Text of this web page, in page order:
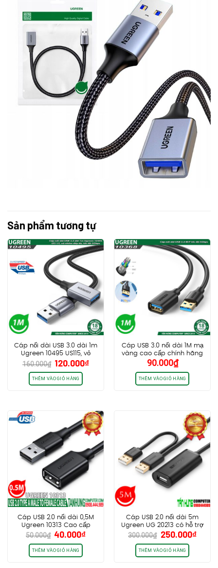
Sản phẩm tương tự
Cáp nối dài USB 3.0 dài 1m
Ugreen 10495 US115, vỏ
nhôm dây dù, tốc độ
5Gbps
160.000₫ Giá
gốc
là:
160.000₫.
120.000₫Giá
THÊM VÀO GIỎ HÀNG
Cáp USB 3.0 nối dài 1M mạ
vàng cao cấp chính hãng
Ugreen 10368
90.000₫
THÊM VÀO GIỎ HÀNG
Cáp USB 2.0 nối dài 0,5M
Ugreen 10313 Cao cấp
chính hãnh
50.000₫ Giá
gốc
là:
50.000₫.
40.000₫Giá
THÊM VÀO GIỎ HÀNG
Cáp USB 2.0 nối dài 5m
Ugreen UG 20213 có hỗ trợ
nguồn chính hãng cao cấp
300.000₫ Giá
gốc
là:
300.000₫.
250.000₫Giá
THÊM VÀO GIỎ HÀNG